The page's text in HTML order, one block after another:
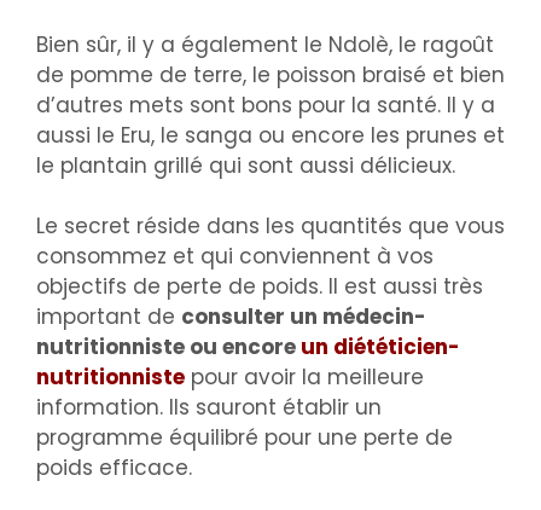
Bien sûr, il y a également le Ndolè, le ragoût
de pomme de terre, le poisson braisé et bien
d’autres mets sont bons pour la santé. Il y a
aussi le Eru, le sanga ou encore les prunes et
le plantain grillé qui sont aussi délicieux.
Le secret réside dans les quantités que vous
consommez et qui conviennent à vos
objectifs de perte de poids. Il est aussi très
important de consulter un médecin-
nutritionniste ou encore un diététicien-
nutritionniste pour avoir la meilleure
information. Ils sauront établir un
programme équilibré pour une perte de
poids efficace.